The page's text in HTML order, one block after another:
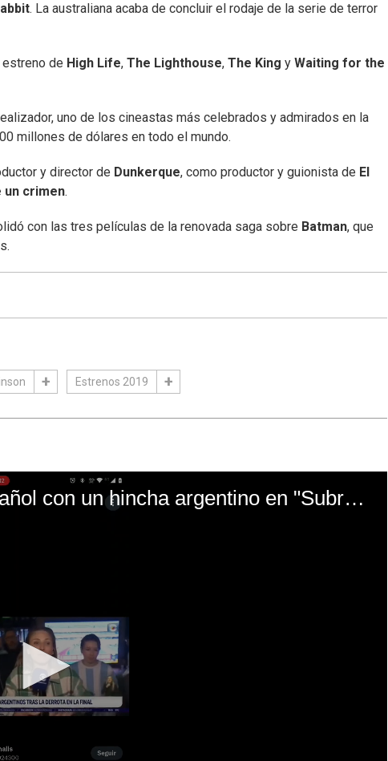
. La australiana acaba de concluir el rodaje de la serie de terror
de High Life, The Lighthouse, The King y Waiting for the
uno de los cineastas más celebrados y admirados en la
millones de dólares en todo el mundo.
y director de Dunkerque, como productor y guionista de El
un crimen.
con las tres películas de la renovada saga sobre Batman, que
Estrenos 2019
El mal momento de Yanina Gasañol con un hincha argentino en "Subrayado"